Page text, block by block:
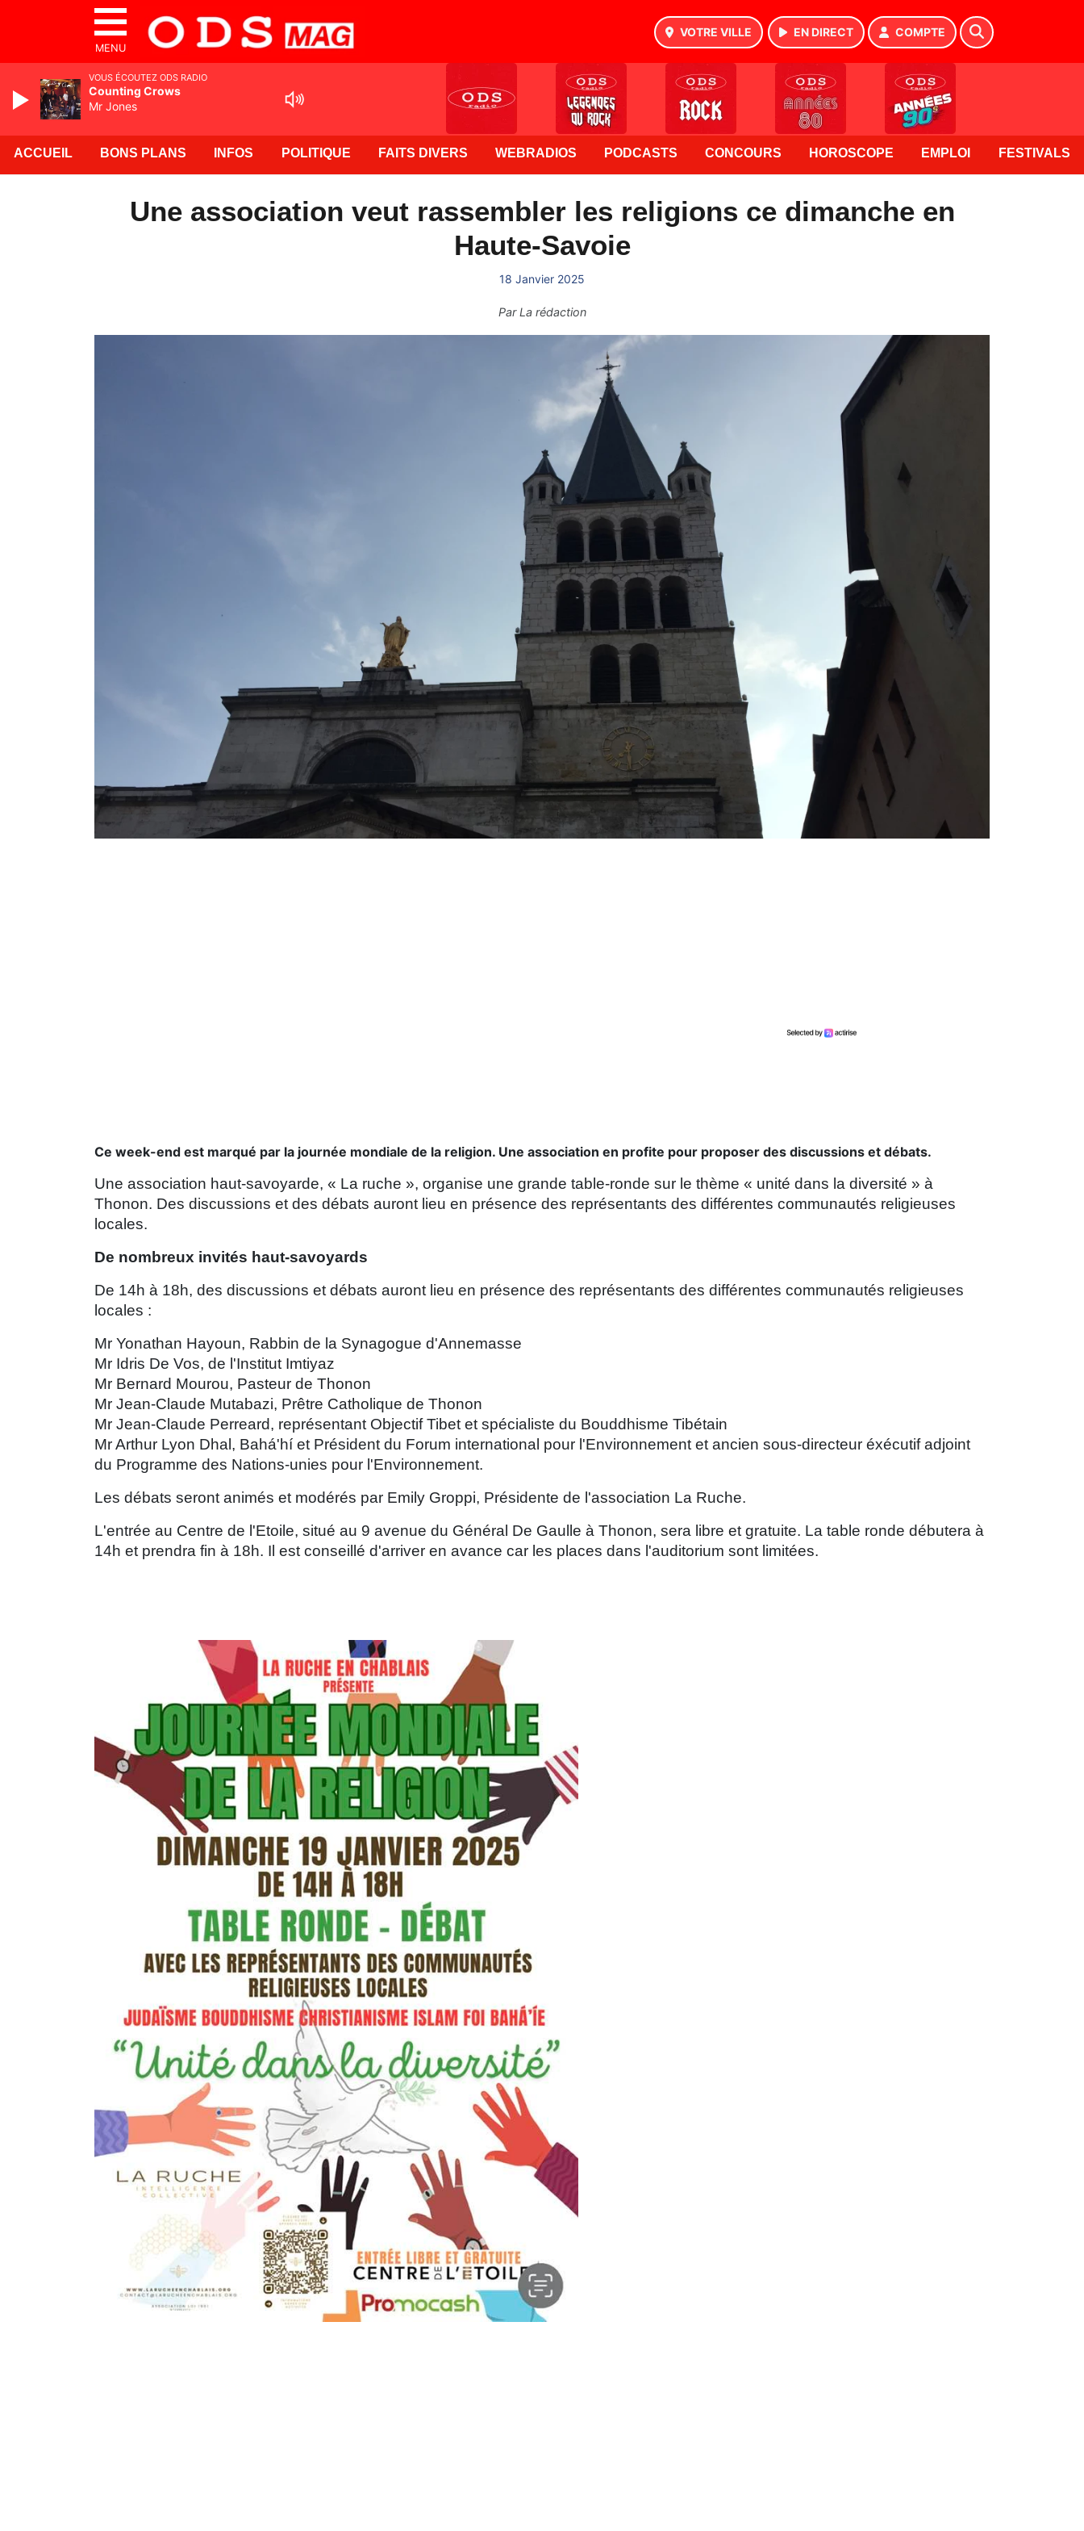
MENU
VOTRE VILLE EN DIRECT COMPTE
ACCUEIL BONS PLANS INFOS POLITIQUE FAITS DIVERS WEBRADIOS PODCASTS CONCOURS HOROSCOPE EMPLOI FESTIVALS
Une association veut rassembler les religions ce dimanche en
Haute-Savoie
18 Janvier 2025
ParLa rédaction
Ce week-end est marqué par la journée mondiale de la religion. Une association en profite pour proposer des discussions et débats.
Une association haut-savoyarde, « La ruche », organise une grande table-ronde sur le thème « unité dans la diversité » à
Thonon. Des discussions et des débats auront lieu en présence des représentants des différentes communautés religieuses
locales.
De nombreux invités haut-savoyards
De 14h à 18h, des discussions et débats auront lieu en présence des représentants des différentes communautés religieuses
locales :
Mr Yonathan Hayoun, Rabbin de la Synagogue d'Annemasse
Mr Idris De Vos, de l'Institut Imtiyaz
Mr Bernard Mourou, Pasteur de Thonon
Mr Jean-Claude Mutabazi, Prêtre Catholique de Thonon
Mr Jean-Claude Perreard, représentant Objectif Tibet et spécialiste du Bouddhisme Tibétain
Mr Arthur Lyon Dhal, Bahá'hí et Président du Forum international pour l'Environnement et ancien sous-directeur éxécutif adjoint
du Programme des Nations-unies pour l'Environnement.
Les débats seront animés et modérés par Emily Groppi, Présidente de l'association La Ruche.
L'entrée au Centre de l'Etoile, situé au 9 avenue du Général De Gaulle à Thonon, sera libre et gratuite. La table ronde débutera à
14h et prendra fin à 18h. Il est conseillé d'arriver en avance car les places dans l'auditorium sont limitées.
VOUS ÉCOUTEZ ODS RADIO
Counting Crows
Mr Jones